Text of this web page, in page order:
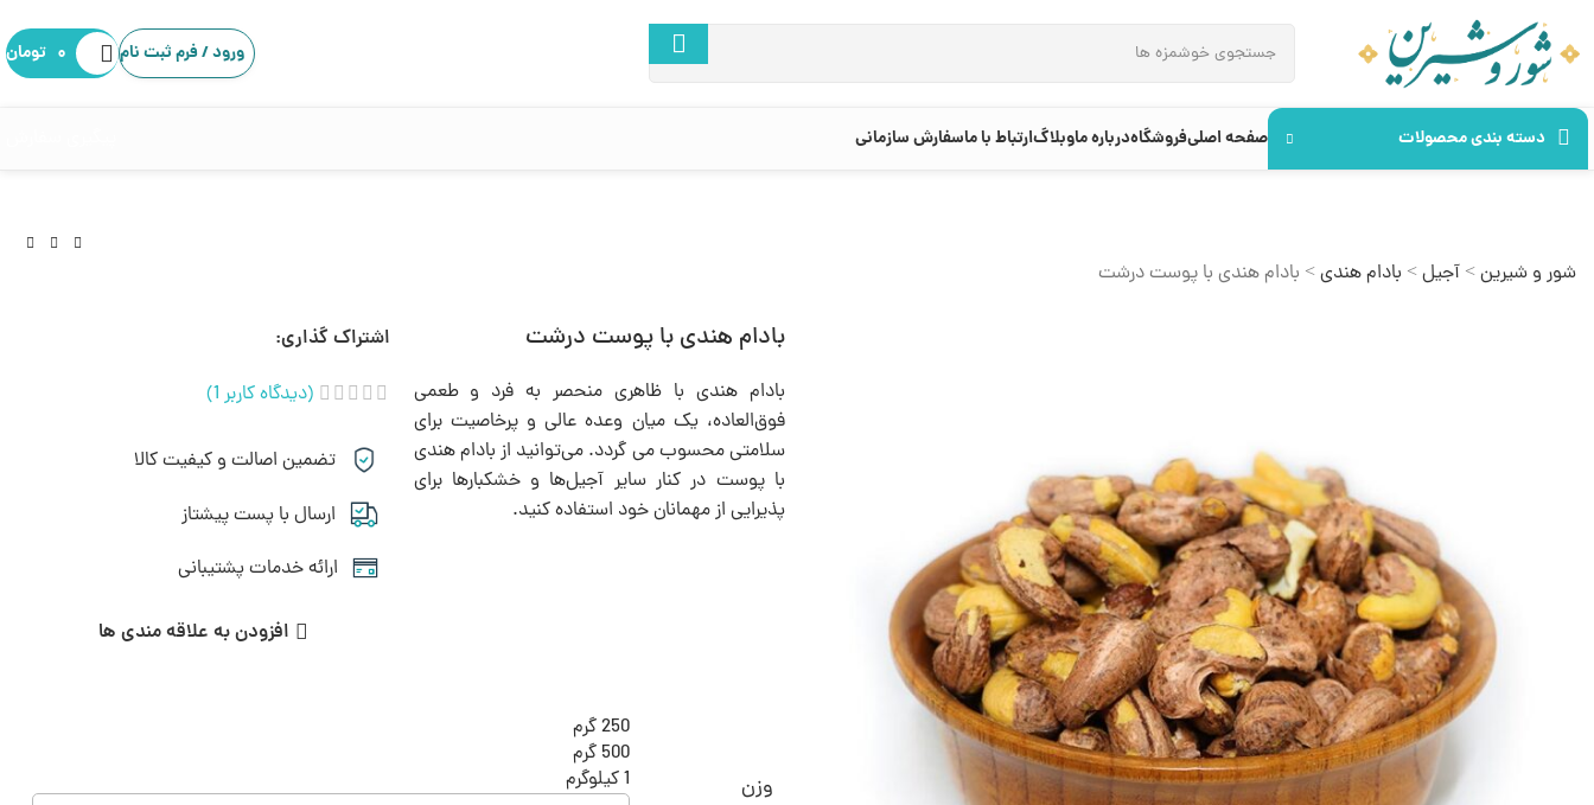
ورود / فرم ثبت نام ۰ تومان
دسته بندی محصولات صفحه اصلیفروشگاهدرباره ماوبلاگارتباط با ماسفارش سازمانی
شور و شیرین> آجیل> بادام هندی> بادام هندی با پوست درشت
بادام هندی با پوست درشت
اشتراک گذاری:
بادام هندی با ظاهری منحصر به فرد و طعمی
فوق‌العاده، یک میان وعده عالی و پرخاصیت برای
سلامتی محسوب می گردد. می‌توانید از بادام هندی
با پوست در کنار سایر آجیل‌ها و خشکبارها برای
پذیرایی از مهمانان خود استفاده کنید.
(دیدگاه کاربر 1
)
تضمین اصالت و کیفیت کالا
ارسال با پست پیشتاز
ارائه خدمات پشتیبانی
افزودن به علاقه مندی ها
وزن
250 گرم
500 گرم
1 کیلوگرم